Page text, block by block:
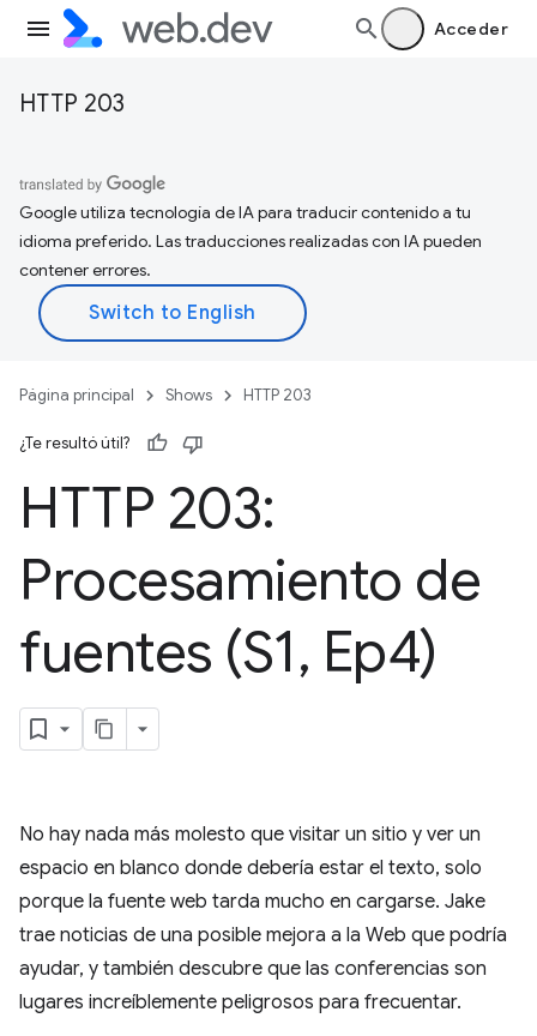
Acceder
HTTP 203
Google utiliza tecnología de IA para traducir contenido a tu
idioma preferido. Las traducciones realizadas con IA pueden
contener errores.
Página principal Shows HTTP 203
¿Te resultó útil?
HTTP 203:
Procesamiento de
fuentes (S1, Ep4)
No hay nada más molesto que visitar un sitio y ver un
espacio en blanco donde debería estar el texto, solo
porque la fuente web tarda mucho en cargarse. Jake
trae noticias de una posible mejora a la Web que podría
ayudar, y también descubre que las conferencias son
lugares increíblemente peligrosos para frecuentar.